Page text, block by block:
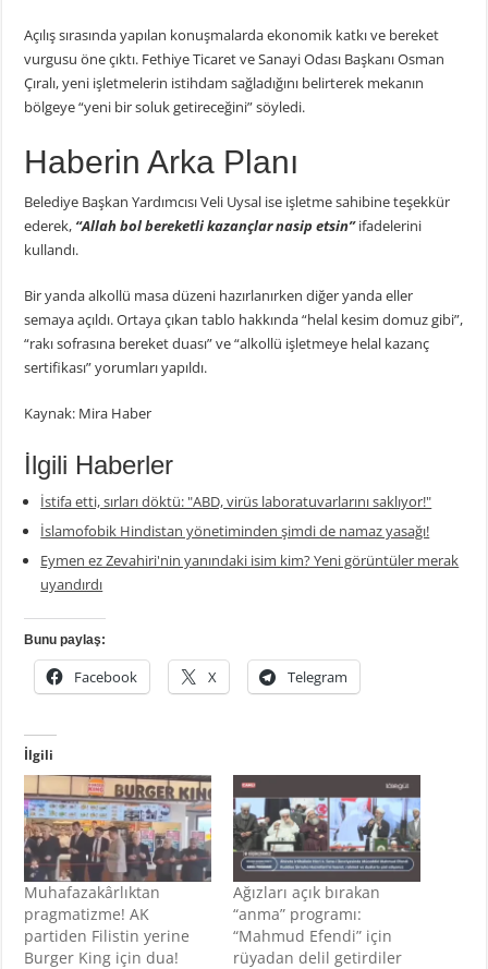
Açılış sırasında yapılan konuşmalarda ekonomik katkı ve bereket
vurgusu öne çıktı. Fethiye Ticaret ve Sanayi Odası Başkanı Osman
Çıralı, yeni işletmelerin istihdam sağladığını belirterek mekanın
bölgeye “yeni bir soluk getireceğini” söyledi.
Haberin Arka Planı
Belediye Başkan Yardımcısı Veli Uysal ise işletme sahibine teşekkür
ederek, “Allah bol bereketli kazançlar nasip etsin”ifadelerini
kullandı.
Bir yanda alkollü masa düzeni hazırlanırken diğer yanda eller
semaya açıldı. Ortaya çıkan tablo hakkında “helal kesim domuz gibi”,
“rakı sofrasına bereket duası” ve “alkollü işletmeye helal kazanç
sertifikası” yorumları yapıldı.
Kaynak: Mira Haber
İlgili Haberler
İstifa etti, sırları döktü: "ABD, virüs laboratuvarlarını saklıyor!"
İslamofobik Hindistan yönetiminden şimdi de namaz yasağı!
Eymen ez Zevahiri'nin yanındaki isim kim? Yeni görüntüler merak
uyandırdı
Bunu paylaş:
Facebook X Telegram
İlgili
Muhafazakârlıktan
pragmatizme! AK
partiden Filistin yerine
Burger King için dua!
Ağızları açık bırakan
“anma” programı:
“Mahmud Efendi” için
rüyadan delil getirdiler